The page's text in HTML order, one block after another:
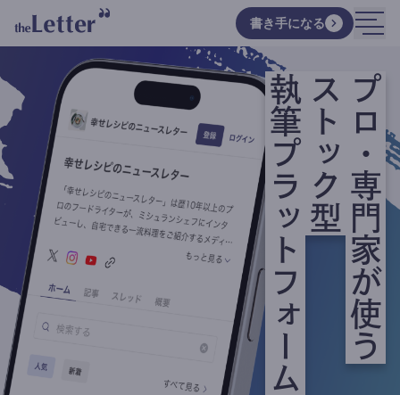
書き手になる
プロ・専門家が使う
ストック型
執筆プラットフォーム